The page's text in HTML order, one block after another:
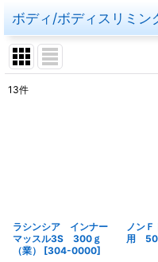
ボディ/ボディスリミン
13件
ラシンシア インナー
マッスル3S 300ｇ
（業）
[304-0000]
ノンＦ
用